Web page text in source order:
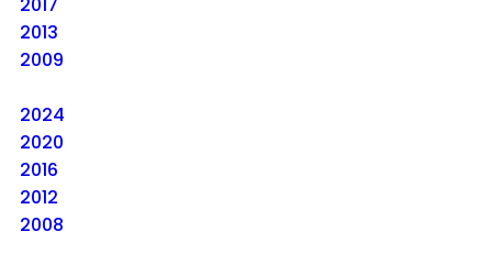
2013
2009
2024
2020
2016
2012
2008